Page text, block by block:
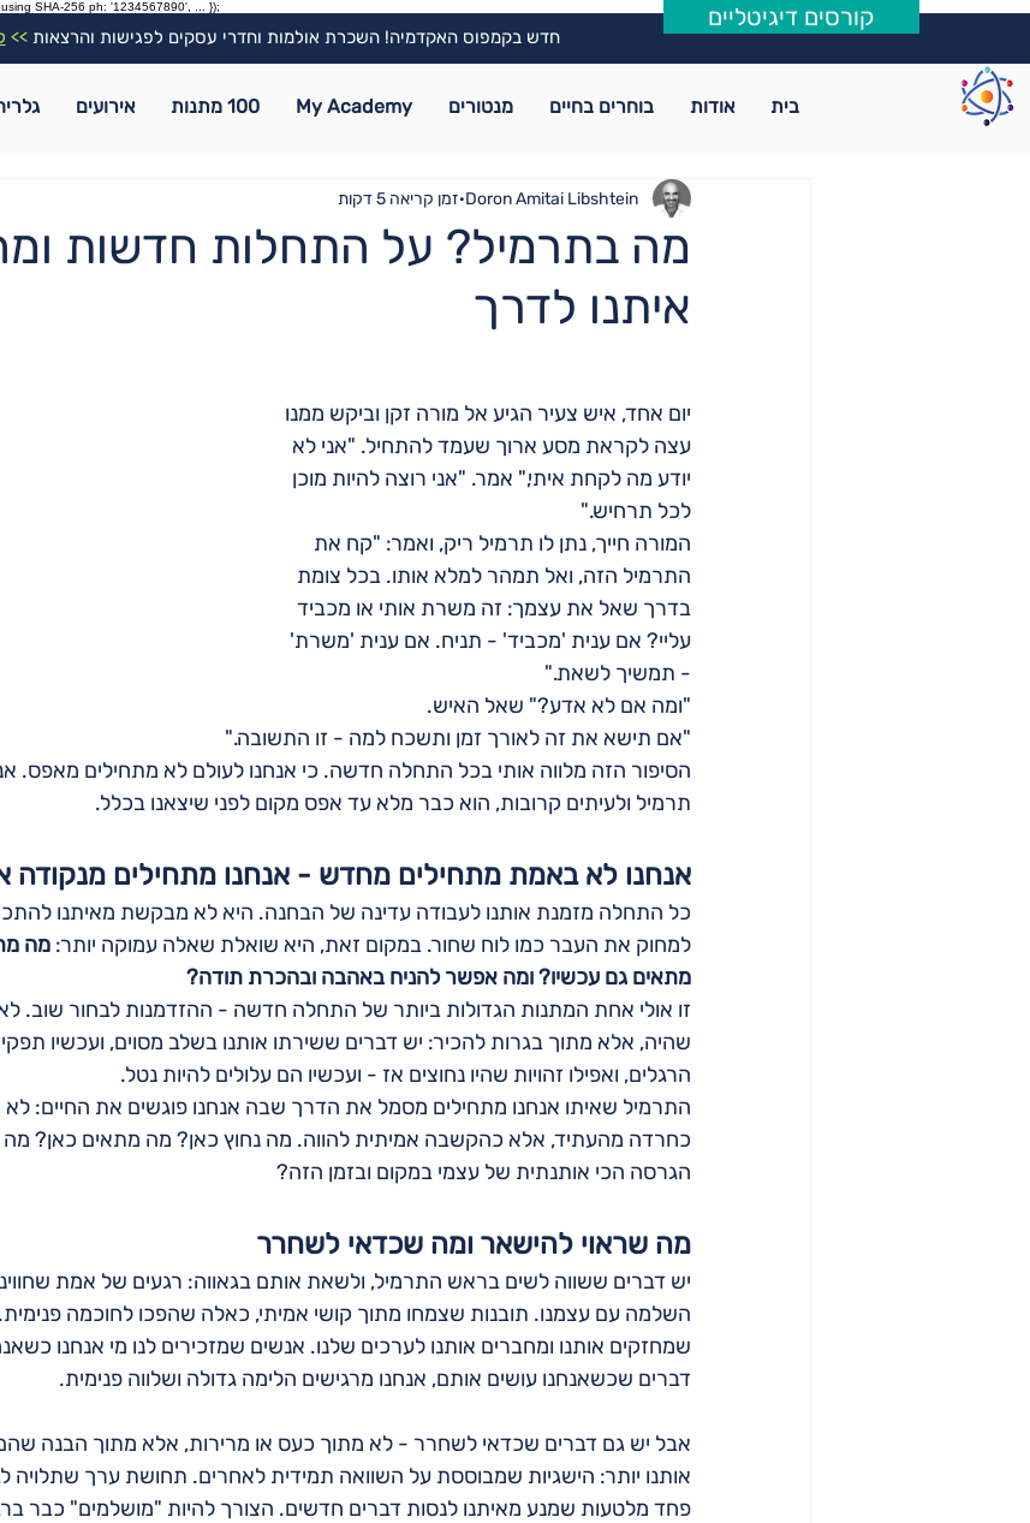
SHA-256 ph: '1234567890', ... }); קורסים דיגיטליים
חדש בקמפוס האקדמיה! השכרת אולמות וחדרי עסקים לפגישות והרצאות>>
בית אודות בוחרים בחיים מנטורים My Academy 100 מתנות אירועים
מה בתרמיל? על התחלות חדשות
איתנו לדרך
Doron Amitai Libshtein זמן קריאה 5 דקות
יום אחד, איש צעיר הגיע אל מורה זקן וביקש ממנו
עצה לקראת מסע ארוך שעמד להתחיל. "אני לא
יודע מה לקחת איתי," אמר. "אני רוצה להיות מוכן
לכל תרחיש."
המורה חייך, נתן לו תרמיל ריק, ואמר: "קח את
התרמיל הזה, ואל תמהר למלא אותו. בכל צומת
בדרך שאל את עצמך: זה משרת אותי או מכביד
עליי? אם ענית 'מכביד' - תניח. אם ענית 'משרת'
- תמשיך לשאת."
"ומה אם לא אדע?" שאל האיש.
"אם תישא את זה לאורך זמן ותשכח למה - זו התשובה."
הסיפור הזה מלווה אותי בכל התחלה חדשה. כי אנחנו לעולם לא מתחילים מאפס.
תרמיל ולעיתים קרובות, הוא כבר מלא עד אפס מקום לפני שיצאנו בכלל.
אנחנו לא באמת מתחילים מחדש - אנחנו מתחילים מנקודה
כל התחלה מזמנת אותנו לעבודה עדינה של הבחנה. היא לא מבקשת מאיתנו
למחוק את העבר כמו לוח שחור. במקום זאת, היא שואלת שאלה עמוקה יותר: מה
מתאים גם עכשיו? ומה אפשר להניח באהבה ובהכרת תודה?
זו אולי אחת המתנות הגדולות ביותר של התחלה חדשה - ההזדמנות לבחור שוב.
שהיה, אלא מתוך בגרות להכיר: יש דברים ששירתו אותנו בשלב מסוים, ועכשיו
הרגלים, ואפילו זהויות שהיו נחוצים אז - ועכשיו הם עלולים להיות נטל.
התרמיל שאיתו אנחנו מתחילים מסמל את הדרך שבה אנחנו פוגשים את החיים: לא
כחרדה מהעתיד, אלא כהקשבה אמיתית להווה. מה נחוץ כאן? מה מתאים כאן? מה
הגרסה הכי אותנתית של עצמי במקום ובזמן הזה?
מה שראוי להישאר ומה שכדאי לשחרר
יש דברים ששווה לשים בראש התרמיל, ולשאת אותם בגאווה: רגעים של אמת
השלמה עם עצמנו. תובנות שצמחו מתוך קושי אמיתי, כאלה שהפכו לחוכמה
שמחזקים אותנו ומחברים אותנו לערכים שלנו. אנשים שמזכירים לנו מי אנחנו
דברים שכשאנחנו עושים אותם, אנחנו מרגישים הלימה גדולה ושלווה פנימית.
אבל יש גם דברים שכדאי לשחרר - לא מתוך כעס או מרירות, אלא מתוך הבנה
אותנו יותר: הישגיות שמבוססת על השוואה תמידית לאחרים. תחושת ערך שתלויה
פחד מלטעות שמנע מאיתנו לנסות דברים חדשים. הצורך להיות "מושלמים" כבר